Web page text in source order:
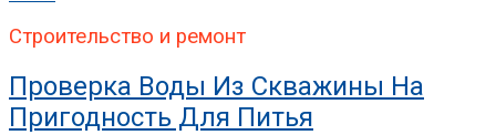
Строительство и ремонт
Проверка Воды Из Скважины На
Пригодность Для Питья